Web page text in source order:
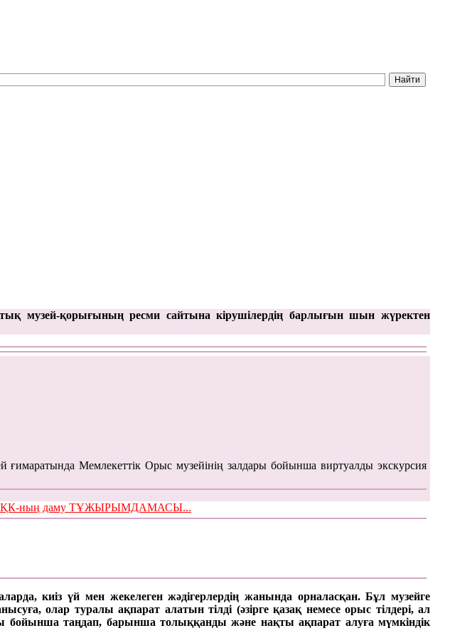
музей-қорығының ресми сайтына кірушілердің барлығын шын жүректен
ғимаратында Мемлекеттік Орыс музейінің залдары бойынша виртуалды экскурсия
КМҚК-ның даму ТҰЖЫРЫМДАМАСЫ...
киіз үй мен жекелеген жәдігерлердің жанында орналасқан. Бұл музейге
олар туралы ақпарат алатын тілді (әзірге қазақ немесе орыс тілдері, ал
бойынша таңдап, барынша толыққанды және нақты ақпарат алуға мүмкіндік